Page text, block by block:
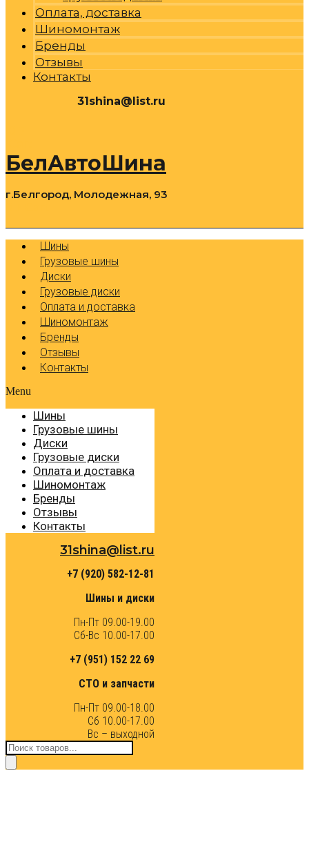
Оплата, доставка
Шиномонтаж
Бренды
Отзывы
Контакты
31shina@list.ru
БелАвтоШина
г.Белгород, Молодежная, 93
Шины
Грузовые шины
Диски
Грузовые диски
Оплата и доставка
Шиномонтаж
Бренды
Отзывы
Контакты
Menu
Шины
Грузовые шины
Диски
Грузовые диски
Оплата и доставка
Шиномонтаж
Бренды
Отзывы
Контакты
31shina@list.ru
+7 (920) 582-12-81
Шины и диски
Пн-Пт 09.00-19.00
Сб-Вс 10.00-17.00
+7 (951) 152 22 69
СТО и запчасти
Пн-Пт 09.00-18.00
Сб 10.00-17.00
Вс – выходной
Поиск
товаров